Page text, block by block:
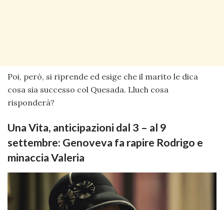
Poi, però, si riprende ed esige che il marito le dica
cosa sia successo col Quesada. Lluch cosa
risponderà?
Una Vita, anticipazioni dal 3 – al 9
settembre: Genoveva fa rapire Rodrigo e
minaccia Valeria